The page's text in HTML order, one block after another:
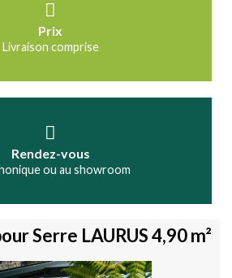
Prix
Livraison comprise
Rendez-vous
ou au showroom
Serre LAURUS 4,90 m²